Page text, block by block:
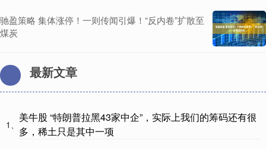
驰盈策略 集体涨停！一则传闻引爆！“反内卷”扩散至
煤炭
最新文章
1、
美牛股 “特朗普拉黑43家中企”，实际上我们的筹码还有很
多，稀土只是其中一项